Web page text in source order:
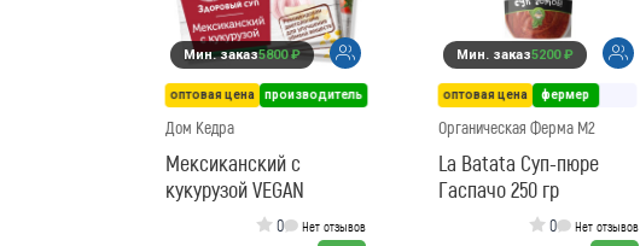
Мин. заказ5800 ₽
оптовая цена производитель
Дом Кедра
Мексиканский с
кукурузой VEGAN
0 Нет отзывов
Мин. заказ5200 ₽
оптовая цена фермер
Органическая Ферма М2
La Batata Суп-пюре
Гаспачо 250 гр
0 Нет отзывов